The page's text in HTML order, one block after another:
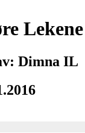
Dimna IL